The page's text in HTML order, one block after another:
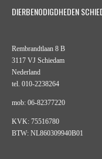
DIERBENODIGDHEDEN
Rembrandtlaan 8 B
3117 VJ Schiedam
Nederland
tel. 010-2238264
mob: 06-82377220
KVK: 75516780
BTW: NL860309940B01